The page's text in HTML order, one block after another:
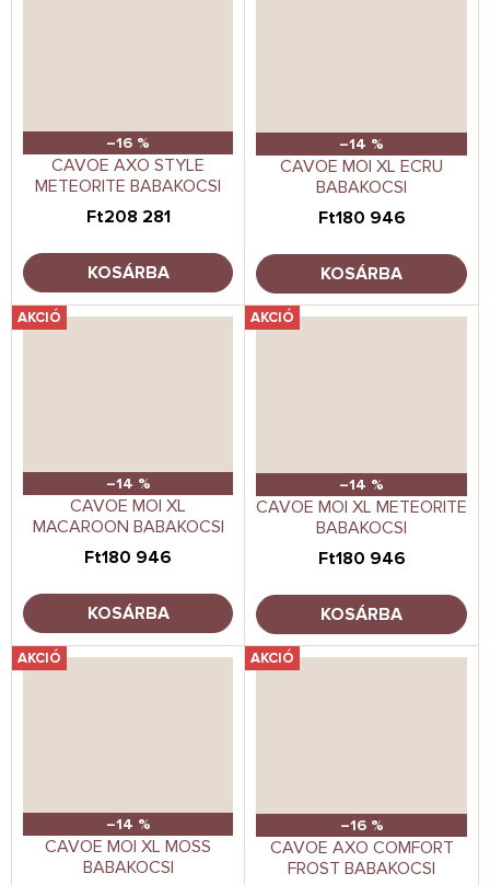
–16 %
CAVOE AXO STYLE
METEORITE BABAKOCSI
Ft208 281
KOSÁRBA
–14 %
CAVOE MOI XL ECRU
BABAKOCSI
Ft180 946
KOSÁRBA
AKCIÓ
–14 %
CAVOE MOI XL
MACAROON BABAKOCSI
Ft180 946
KOSÁRBA
AKCIÓ
–14 %
CAVOE MOI XL METEORITE
BABAKOCSI
Ft180 946
KOSÁRBA
AKCIÓ
–14 %
CAVOE MOI XL MOSS
BABAKOCSI
AKCIÓ
–16 %
CAVOE AXO COMFORT
FROST BABAKOCSI